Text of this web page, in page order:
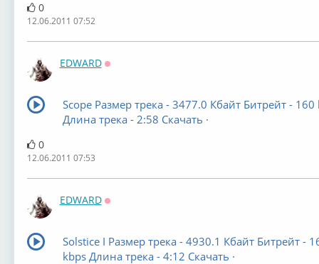
0
12.06.2011 07:52
EDWARD
Scope Размер трека - 3477.0 Кбайт Битрейт - 160
Длина трека - 2:58 Скачать ·
0
12.06.2011 07:53
EDWARD
Solstice I Размер трека - 4930.1 Кбайт Битрейт -
kbps Длина трека - 4:12 Скачать ·